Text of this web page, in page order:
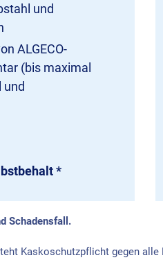
und
ALGECO-
(bis maximal
und
*
Schadensfall.
Kaskoschutzpflicht gegen